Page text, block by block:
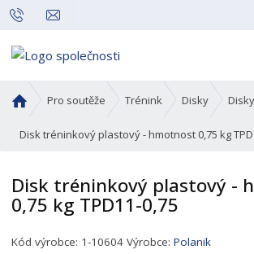
o
s
r
Pro soutěže Trénink Disky
Disk tréninkový plastový - hmotnost 0,75 kg
Disk tréninkový plastový -
0,75 kg TPD11-0,75
K
Kód výrobce: 1-10604 Výrobce:Polanik